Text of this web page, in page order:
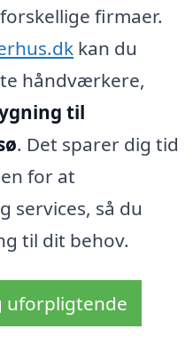
firmaer.
kan du
håndværkere,
til
. Det sparer dig tid
for at
services, så du
til dit behov.
uforpligtende